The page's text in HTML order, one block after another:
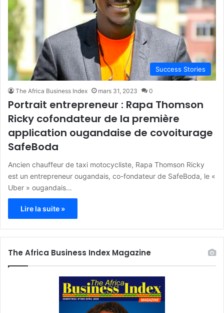
Success Stories
The Africa Business Index mars 31, 2023 0
Portrait entrepreneur : Rapa Thomson
Ricky cofondateur de la première
application ougandaise de covoiturage
SafeBoda
Ancien chauffeur de taxi motocycliste, Rapa Thomson Ricky
est un entrepreneur ougandais, co-fondateur de SafeBoda, le «
Uber » ougandais…
Lire la suite »
The Africa Business Index Magazine